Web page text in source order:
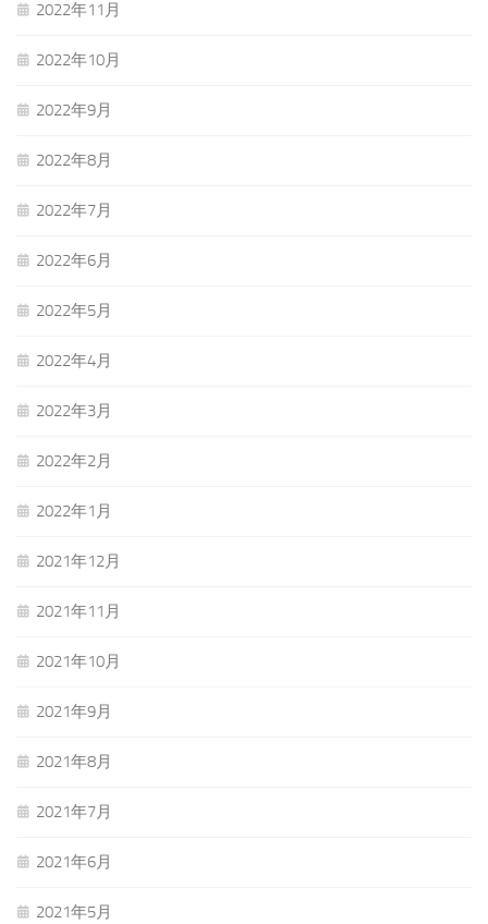
2022年11月
2022年10月
2022年9月
2022年8月
2022年7月
2022年6月
2022年5月
2022年4月
2022年3月
2022年2月
2022年1月
2021年12月
2021年11月
2021年10月
2021年9月
2021年8月
2021年7月
2021年6月
2021年5月